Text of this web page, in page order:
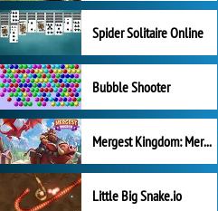
Spider Solitaire Online
Bubble Shooter
Mergest Kingdom: Merge Puzzle
Little Big Snake.io